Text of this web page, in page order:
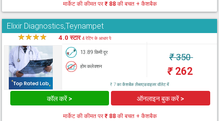
मार्केट की कीमत पर₹ 88 की बचत + कैशबैक
Elixir Diagnostics,Teynampet
★★★★ 4.0 स्टार4 रेटिंग के आधार पे
13.89 किमी दूर
होम कलेक्शन
₹350
₹262
₹ 7 का कैशबैक लैब्सएडवाइजर वॉलेट में
कॉल करें > ऑनलाइन बुक करें >
मार्केट की कीमत पर₹ 88 की बचत + कैशबैक